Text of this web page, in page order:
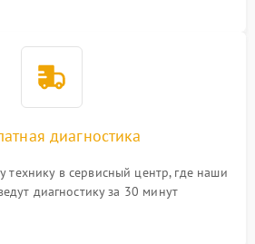
диагностика
технику в сервисный центр, где наши
диагностику за 30 минут